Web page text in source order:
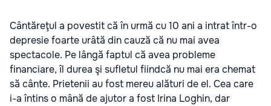
Cântăreţul a povestit că în urmă cu 10 ani a intrat într-o
depresie foarte urâtă din cauză că nu mai avea
spectacole. Pe lângă faptul că avea probleme
financiare, îl durea şi sufletul fiindcă nu mai era chemat
să cânte. Prietenii au fost mereu alături de el. Cea care
i-a întins o mână de ajutor a fost Irina Loghin, dar